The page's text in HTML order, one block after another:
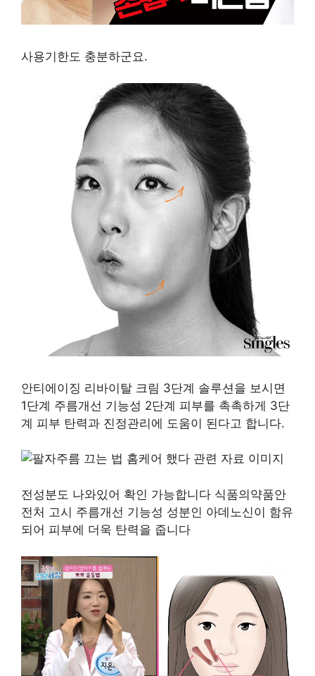
사용기한도 충분하군요.
안티에이징 리바이탈 크림 3단계 솔루션을 보시면
1단계 주름개선 기능성 2단계 피부를 촉촉하게 3단
계 피부 탄력과 진정관리에 도움이 된다고 합니다.
전성분도 나와있어 확인 가능합니다 식품의약품안
전처 고시 주름개선 기능성 성분인 아데노신이 함유
되어 피부에 더욱 탄력을 줍니다